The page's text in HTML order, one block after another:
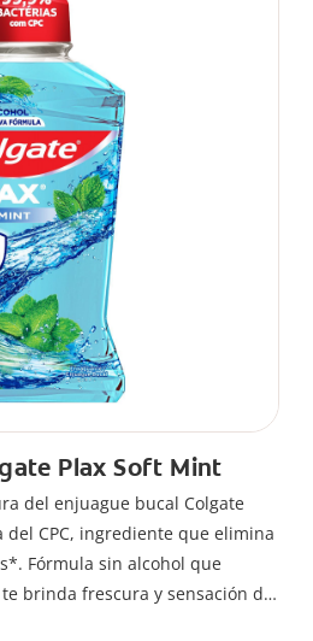
Plax Soft Mint
del enjuague bucal Colgate
del CPC, ingrediente que elimina
Fórmula sin alcohol que
brinda frescura y sensación de